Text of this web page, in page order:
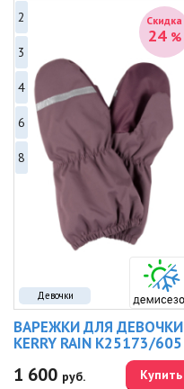
Девочки
Скидка
24 %
2
3
4
6
8
ВАРЕЖКИ ДЛЯ ДЕВОЧКИ
KERRY RAIN K25173/605
1 600 руб. Купить